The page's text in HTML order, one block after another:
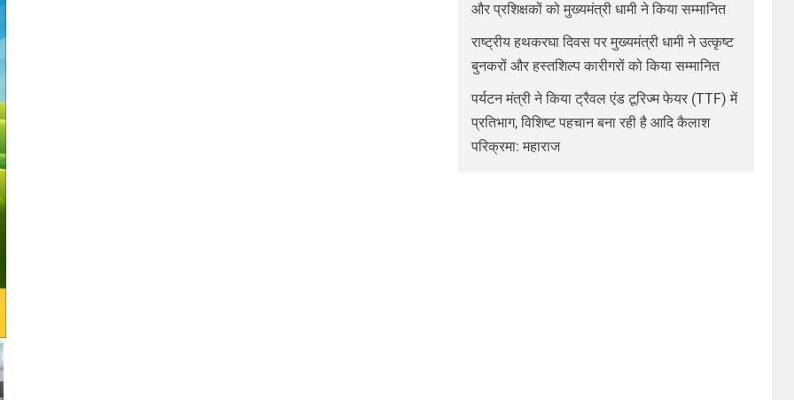
और प्रशिक्षकों को मुख्यमंत्री धामी ने किया सम्मानित
राष्ट्रीय हथकरघा दिवस पर मुख्यमंत्री धामी ने उत्कृष्ट
बुनकरों और हस्तशिल्प कारीगरों को किया सम्मानित
पर्यटन मंत्री ने किया ट्रैवल एंड टूरिज्म फेयर (TTF) में
प्रतिभाग, विशिष्ट पहचान बना रही है आदि कैलाश
परिक्रमा: महाराज